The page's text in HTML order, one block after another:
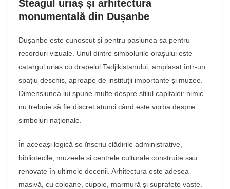
Steagul uriaș și arhitectura
monumentală din Dușanbe
Dușanbe este cunoscut și pentru pasiunea sa pentru
recorduri vizuale. Unul dintre simbolurile orașului este
catargul uriaș cu drapelul Tadjikistanului, amplasat într-un
spațiu deschis, aproape de instituții importante și muzee.
Dimensiunea lui spune multe despre stilul capitalei: nimic
nu trebuie să fie discret atunci când este vorba despre
simboluri naționale.
În aceeași logică se înscriu clădirile administrative,
bibliotecile, muzeele și centrele culturale construite sau
renovate în ultimele decenii. Arhitectura este adesea
masivă, cu coloane, cupole, marmură și suprafețe vaste.